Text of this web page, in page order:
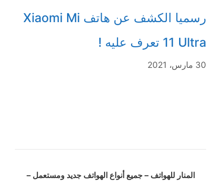
رسميا الكشف عن هاتف Xiaomi Mi
11 Ultra تعرف عليه !
30 مارس، 2021
المنار للهواتف – جميع أنواع الهواتف جديد ومستعمل –